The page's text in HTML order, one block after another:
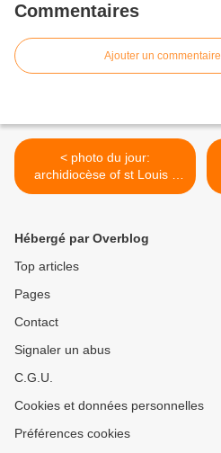
Commentaires
Ajouter un commentaire
< photo du jour:
archidiocèse of st Louis "
j'aime le printemps ! " Mgr
Hébergé par Overblog
Top articles
Pages
Contact
Signaler un abus
C.G.U.
Cookies et données personnelles
Préférences cookies